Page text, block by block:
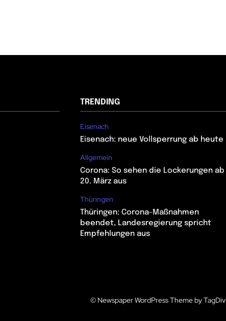
TRENDING
Eisenach
Eisenach: neue Vollsperrung ab heute
Allgemein
Corona: So sehen die Lockerungen ab
20. März aus
Thüringen
Thüringen: Corona-Maßnahmen
beendet, Landesregierung spricht
Empfehlungen aus
© Newspaper WordPress Theme by TagDiv